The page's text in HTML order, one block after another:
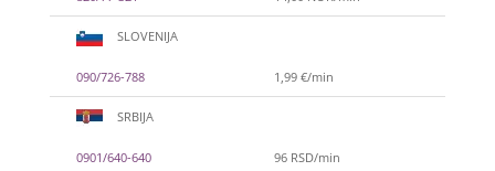
SLOVENIJA
090/726-788 1,99 €/min
SRBIJA
0901/640-640 96 RSD/min